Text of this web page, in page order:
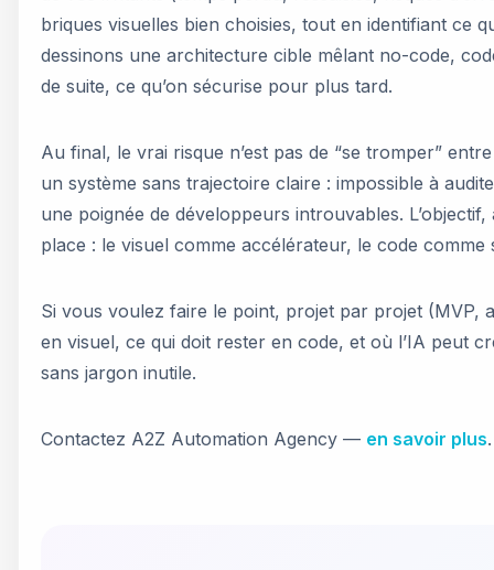
briques visuelles bien choisies, tout en identifiant ce
dessinons une architecture cible mêlant no-code,
de suite, ce qu’on sécurise pour plus tard.
Au final, le vrai risque n’est pas de “se tromper”
un système sans trajectoire claire : impossible à
une poignée de développeurs introuvables.
place : le visuel comme accélérateur, le code
Si vous voulez faire le point, projet par projet (MVP,
en visuel, ce qui doit rester en code, et où l’IA peut
sans jargon inutile.
Contactez A2Z Automation Agency — en savoir plus.